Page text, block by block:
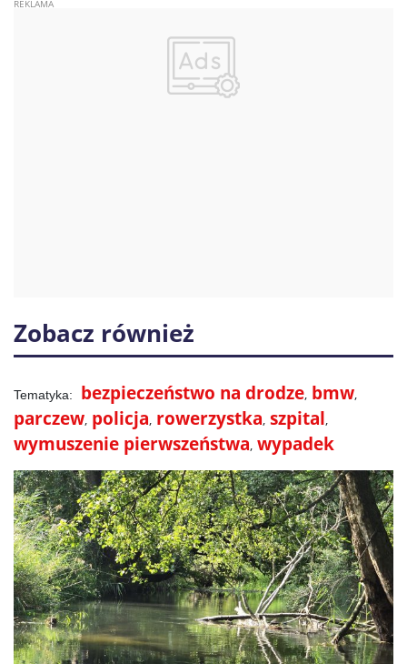
Zobacz również
bezpieczeństwo na drodze bmw
parczew policja rowerzystka szpital
wymuszenie pierwszeństwa wypadek